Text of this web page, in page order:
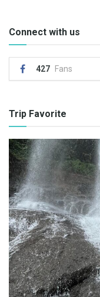
Connect with us
427 Fans
Trip Favorite